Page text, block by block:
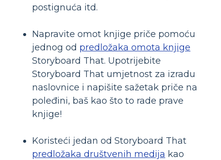
postignuća itd.
Napravite omot knjige priče pomoću
jednog od predložaka omota knjige
Storyboard That. Upotrijebite
Storyboard That umjetnost za izradu
naslovnice i napišite sažetak priče na
poleđini, baš kao što to rade prave
knjige!
Koristeći jedan od Storyboard That
predložaka društvenih medija kao